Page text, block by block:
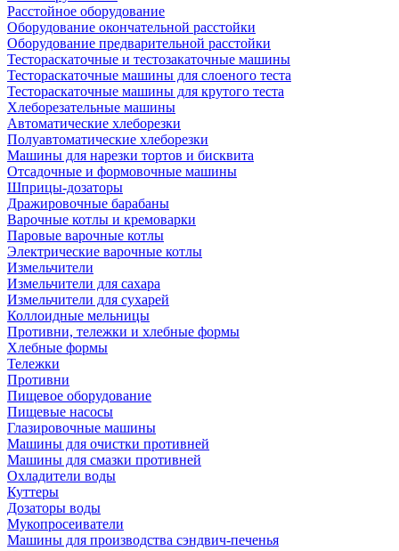
Расстойное оборудование
Оборудование окончательной расстойки
Оборудование предварительной расстойки
Тестораскаточные и тестозакаточные машины
Тестораскаточные машины для слоеного теста
Тестораскаточные машины для крутого теста
Хлеборезательные машины
Автоматические хлеборезки
Полуавтоматические хлеборезки
Машины для нарезки тортов и бисквита
Отсадочные и формовочные машины
Шприцы-дозаторы
Дражировочные барабаны
Варочные котлы и кремоварки
Паровые варочные котлы
Электрические варочные котлы
Измельчители
Измельчители для сахара
Измельчители для сухарей
Коллоидные мельницы
Противни, тележки и хлебные формы
Хлебные формы
Тележки
Противни
Пищевое оборудование
Пищевые насосы
Глазировочные машины
Машины для очистки противней
Машины для смазки противней
Охладители воды
Куттеры
Дозаторы воды
Мукопросеиватели
Машины для производства сэндвич-печенья